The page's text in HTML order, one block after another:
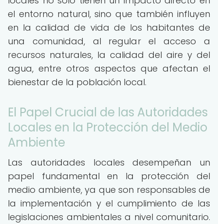
el entorno natural, sino que también influyen
en la calidad de vida de los habitantes de
una comunidad, al regular el acceso a
recursos naturales, la calidad del aire y del
agua, entre otros aspectos que afectan el
bienestar de la población local.
El Papel Crucial de las Autoridades
Locales en la Protección del Medio
Ambiente
Las autoridades locales desempeñan un
papel fundamental en la protección del
medio ambiente, ya que son responsables de
la implementación y el cumplimiento de las
legislaciones ambientales a nivel comunitario.